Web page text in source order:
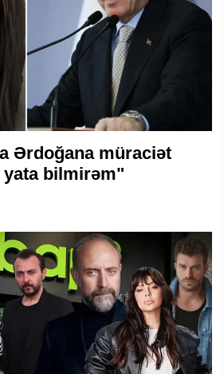
Ərdoğana müraciət
bilmirəm"